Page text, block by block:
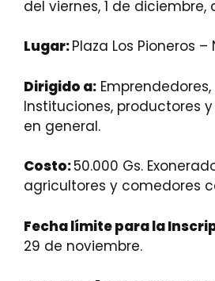
del viernes, 1 de diciembre,
Lugar:Plaza Los Pioneros –
Dirigido a:
Instituciones, productores
en general.
Costo:50.000 Gs.
agricultores y comedores
Fecha límite para la
29 de noviembre.